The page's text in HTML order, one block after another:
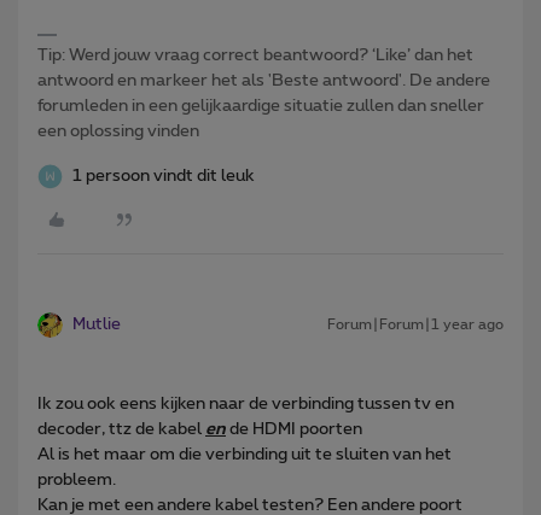
Tip: Werd jouw vraag correct beantwoord? ‘Like’ dan het
antwoord en markeer het als 'Beste antwoord'. De andere
forumleden in een gelijkaardige situatie zullen dan sneller
een oplossing vinden
1 persoon vindt dit leuk
Mutlie Forum|Forum|1 year ago
Ik zou ook eens kijken naar de verbinding tussen tv en
decoder, ttz de kabel en de HDMI poorten
Al is het maar om die verbinding uit te sluiten van het
probleem.
Kan je met een andere kabel testen? Een andere poort